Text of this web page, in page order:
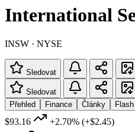
International
INSW · NYSE
Sledovat
Sledovat
Přehled
Finance Články
$93.16 +2.70% (+$2.45)